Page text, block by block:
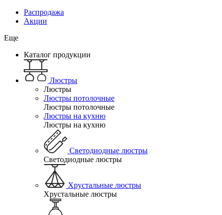
Распродажа
Акции
Еще
Каталог продукции
Люстры
Люстры
Люстры потолочные
Люстры потолочные
Люстры на кухню
Люстры на кухню
Светодиодные люстры
Светодиодные люстры
Хрустальные люстры
Хрустальные люстры